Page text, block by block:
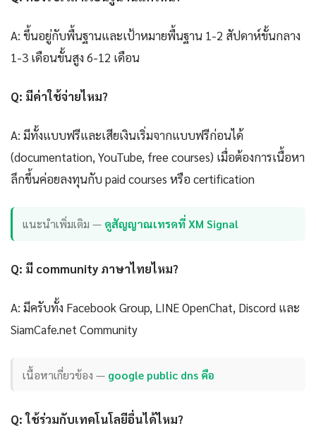
A: ขึ้นอยู่กับพื้นฐานและเป้าหมายพื้นฐาน 1-2 สัปดาห์ขั้นกลาง
1-3 เดือนขั้นสูง 6-12 เดือน
Q: มีค่าใช้จ่ายไหม?
A: มีทั้งแบบฟรีและเสียเงินเริ่มจากแบบฟรีก่อนได้
(documentation, YouTube, free courses) เมื่อต้องการเนื้อหา
ลึกขึ้นค่อยลงทุนกับ paid courses หรือ certification
แนะนำเพิ่มเติม — ดูสัญญาณเทรดที่ XM Signal
Q: มี community ภาษาไทยไหม?
A: มีครับทั้ง Facebook Group, LINE OpenChat, Discord และ
SiamCafe.net Community
เนื้อหาเกี่ยวข้อง — google public dns คือ
Q: ใช้ร่วมกับเทคโนโลยีอื่นได้ไหม?